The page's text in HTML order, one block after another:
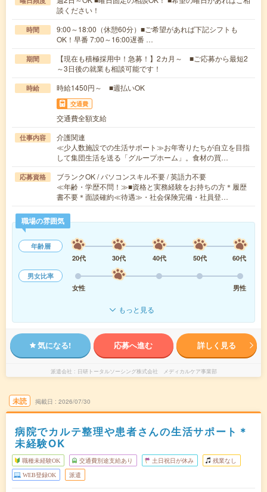
談ください！
時間
9:00～18:00（休憩60分）■ご希望があれば下記シフトも
OK！早番 7:00～16:00遅番 …
期間
【現在も積極採用中！急募！】2カ月～ ■ご応募から最短2
～3日後の就業も相談可能です！
時給 時給1450円～ ■週払いOK
交通費
交通費全額支給
仕事内容
介護関連
≪少人数施設での生活サポート≫お年寄りたちが自立を目指
して集団生活を送る「グループホーム」。食材の買…
応募資格
ブランクOK / パソコンスキル不要 / 英語力不要
≪年齢・学歴不問！≫■資格と実務経験をお持ちの方＊履歴
書不要＊面談確約≪待遇≫・社会保険完備・社員登…
職場の雰囲気
年齢層
20代
30代 40代 50代
60代
男女比率
女性
男性
もっと見る
気になる! 応募へ進む 詳しく見る
派遣会社 日研トータルソーシング株式会社 メディカルケア事業部
未読 掲載日 2026/07/30
病院でカルテ整理や患者さんの生活サポート＊
未経験OK
職種未経験OK 交通費別途支給あり 土日祝日が休み 残業なし
WEB登録OK 派遣